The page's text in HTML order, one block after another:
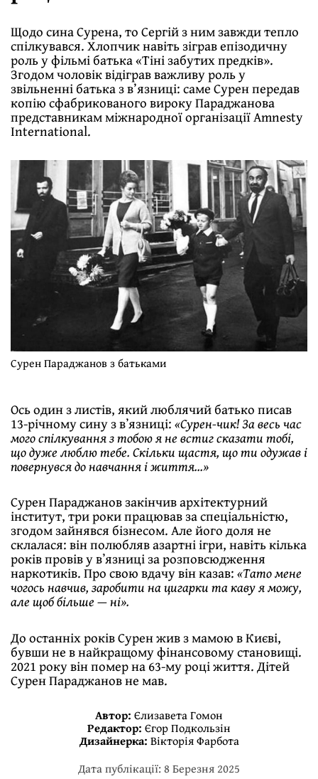
Щодо сина Сурена, то Сергій з ним завжди тепло
спілкувався. Хлопчик навіть зіграв епізодичну
роль у фільмі батька «Тіні забутих предків».
Згодом чоловік відіграв важливу роль у
звільненні батька з в’язниці: саме Сурен передав
копію сфабрикованого вироку Параджанова
представникам міжнародної організації Аmnesty
International.
Сурен Параджанов з батьками
Ось один з листів, який люблячий батько писав
13-річному сину з вʼязниці:«Сурен-чик! За весь час
мого спілкування з тобою я не встиг сказати тобі,
що дуже люблю тебе. Скільки щастя, що ти одужав і
повернувся до навчання і життя…»
Сурен Параджанов закінчив архітектурний
інститут, три роки працював за спеціальністю,
згодом зайнявся бізнесом. Але його доля не
склалася: він полюбляв азартні ігри, навіть кілька
років провів у вʼязниці за розповсюдження
наркотиків. Про свою вдачу він казав:«Тато мене
чогось навчив, заробити на цигарки та каву я можу,
але щоб більше — ні».
До останніх років Сурен жив з мамою в Києві,
бувши не в найкращому фінансовому становищі.
2021 року він помер на 63-му році життя. Дітей
Сурен Параджанов не мав.
Автор: Єлизавета Гомон
Редактор: Єгор Подкользін
Дизайнерка: Вікторія Фарбота
Дата публікації: 8 Березня 2025